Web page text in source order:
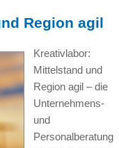
Region agil
Kreativlabor:
Mittelstand und
Region agil – die
Unternehmens-
und
Personalberatung